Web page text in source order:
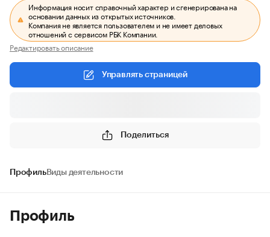
Информация носит справочный характер и сгенерирована на
основании данных из открытых источников.
Компания не является пользователем и не имеет деловых
отношений с сервисом РБК Компании.
Редактировать описание
Управлять страницей
Поделиться
ПрофильВиды деятельности
Профиль